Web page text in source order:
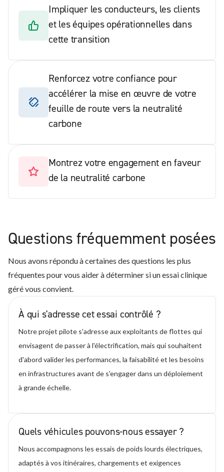
Impliquer les conducteurs, les clients
et les équipes opérationnelles dans
cette transition
Renforcez votre confiance pour
accélérer la mise en œuvre de votre
feuille de route vers la neutralité
carbone
Montrez votre engagement en faveur
de la neutralité carbone
Questions fréquemment posées
Nous avons répondu à certaines des questions les plus
fréquentes pour vous aider à déterminer si un essai clinique
géré vous convient.
À qui s'adresse cet essai contrôlé ?
Notre projet pilote s'adresse aux exploitants de flottes qui
envisagent de passer à l'électrification, mais qui souhaitent
d'abord valider les performances, la faisabilité et les besoins
en infrastructures avant de s'engager dans un déploiement
à grande échelle.
Quels véhicules pouvons-nous essayer ?
Nous accompagnons les essais de poids lourds électriques,
adaptés à vos itinéraires, chargements et exigences